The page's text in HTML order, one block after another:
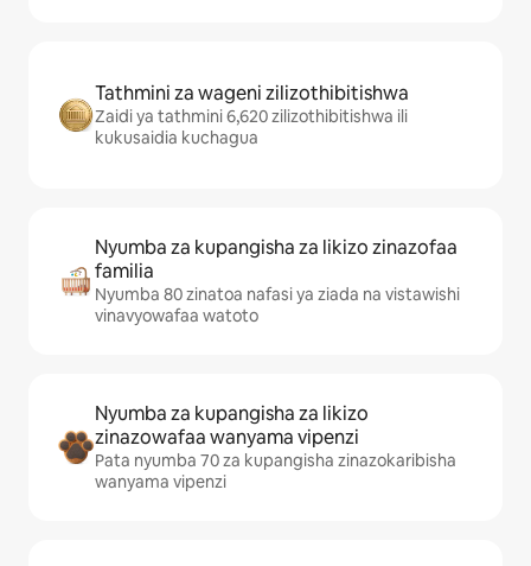
Tathmini za wageni zilizothibitishwa
Zaidi ya tathmini 6,620 zilizothibitishwa ili
kukusaidia kuchagua
Nyumba za kupangisha za likizo zinazofaa
familia
Nyumba 80 zinatoa nafasi ya ziada na vistawishi
vinavyowafaa watoto
Nyumba za kupangisha za likizo
zinazowafaa wanyama vipenzi
Pata nyumba 70 za kupangisha zinazokaribisha
wanyama vipenzi